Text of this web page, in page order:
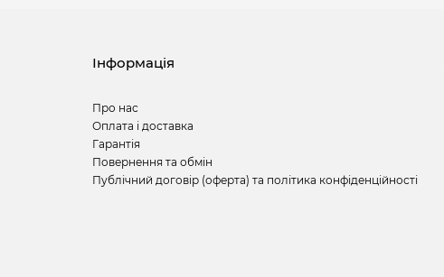
Інформація
Про нас
Оплата і доставка
Гарантія
Повернення та обмін
Публічний договір (оферта) та політика конфіденційності